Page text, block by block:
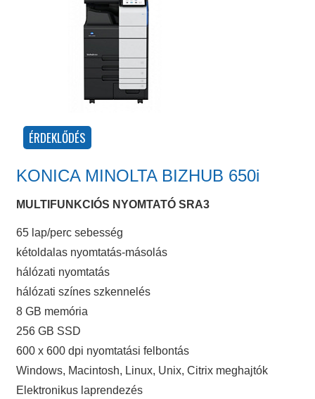
KONICA MINOLTA BIZHUB 650i
MULTIFUNKCIÓS NYOMTATÓ SRA3
65 lap/perc sebesség
kétoldalas nyomtatás-másolás
hálózati nyomtatás
hálózati színes szkennelés
8 GB memória
256 GB SSD
600 x 600 dpi nyomtatási felbontás
Windows, Macintosh, Linux, Unix, Citrix meghajtók
Elektronikus laprendezés